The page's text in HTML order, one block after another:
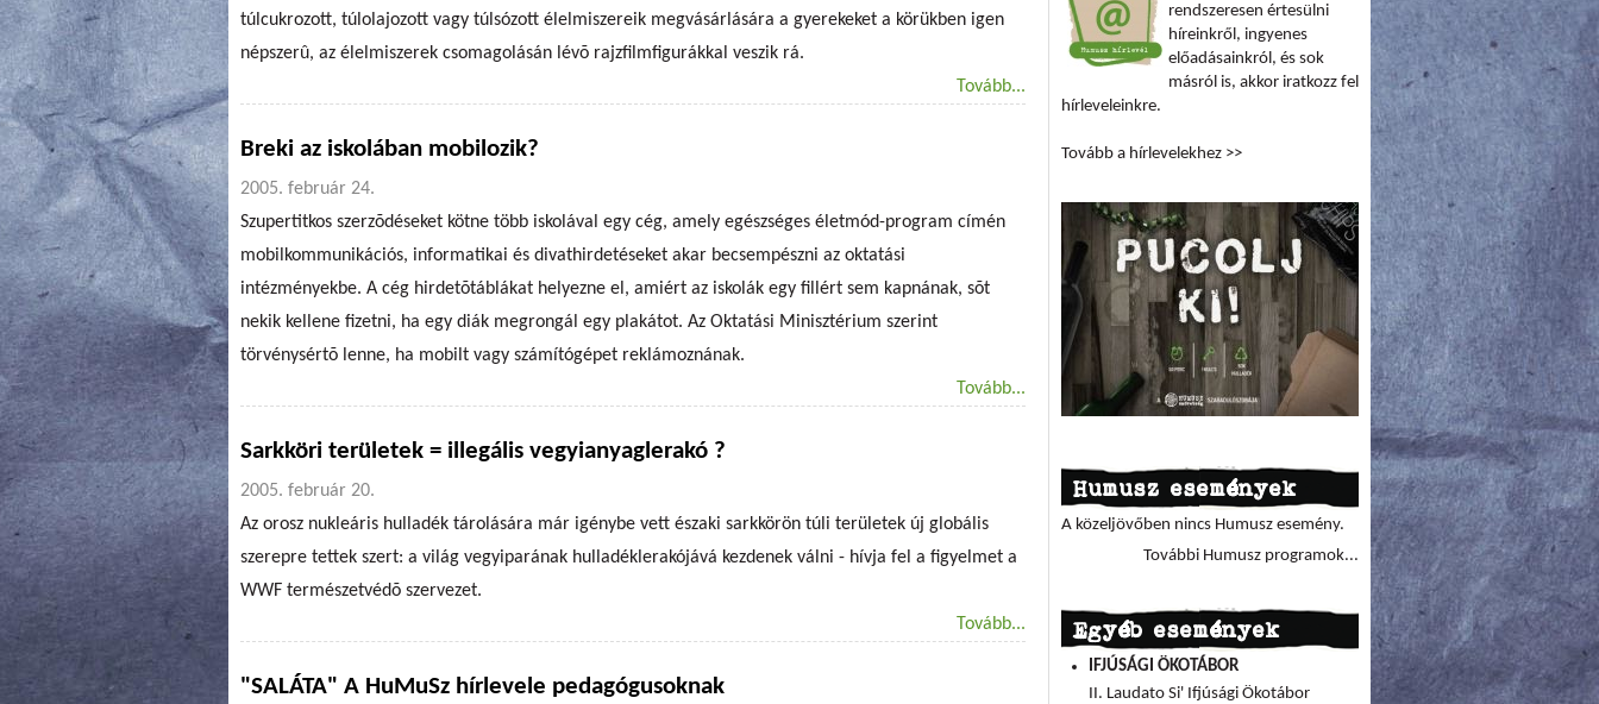
túlcukrozott, túlolajozott vagy túlsózott élelmiszereik megvásárlására a gyerekeket a körükben igen
népszerû, az élelmiszerek csomagolásán lévõ rajzfilmfigurákkal veszik rá.
Tovább...
Breki az iskolában mobilozik?
2005. február 24.
Szupertitkos szerzõdéseket kötne több iskolával egy cég, amely egészséges életmód-program címén
mobilkommunikációs, informatikai és divathirdetéseket akar becsempészni az oktatási
intézményekbe. A cég hirdetõtáblákat helyezne el, amiért az iskolák egy fillért sem kapnának, sõt
nekik kellene fizetni, ha egy diák megrongál egy plakátot. Az Oktatási Minisztérium szerint
törvénysértõ lenne, ha mobilt vagy számítógépet reklámoznának.
Tovább...
Sarkköri területek = illegális vegyianyaglerakó ?
2005. február 20.
Az orosz nukleáris hulladék tárolására már igénybe vett északi sarkkörön túli területek új globális
szerepre tettek szert: a világ vegyiparának hulladéklerakójává kezdenek válni - hívja fel a figyelmet a
WWF természetvédõ szervezet.
Tovább...
"SALÁTA" A HuMuSz hírlevele pedagógusoknak
rendszeresen értesülni
híreinkről, ingyenes
előadásainkról, és sok
másról is, akkor iratkozz fel
hírleveleinkre.
Tovább a hírlevelekhez >>
Humusz események
A közeljövőben nincs Humusz esemény.
További Humusz programok...
Egyéb események
IFJÚSÁGI ÖKOTÁBOR
II. Laudato Si' Ifjúsági Ökotábor